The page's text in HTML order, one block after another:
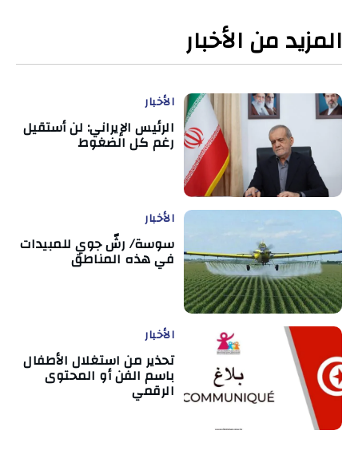
المزيد من الأخبار
الأخبار
الرئيس الإيراني: لن أستقيل
رغم كل الضغوط
الأخبار
سوسة/ رشّ جوي للمبيدات
في هذه المناطق
الأخبار
تحذير من استغلال الأطفال
باسم الفن أو المحتوى
الرقمي